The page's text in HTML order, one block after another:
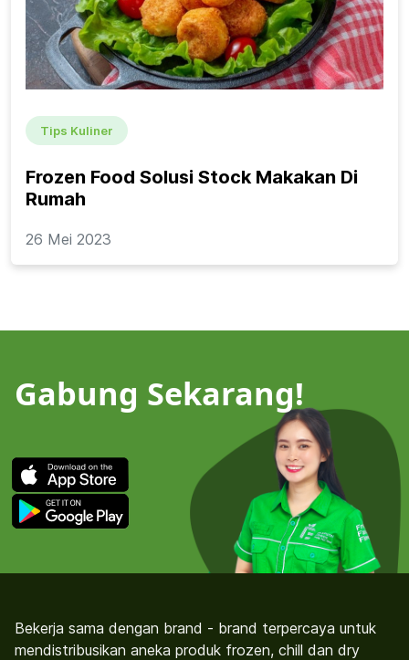
Tips Kuliner
Frozen Food Solusi Stock Makakan Di
Rumah
26 Mei 2023
Gabung Sekarang!
Bekerja sama dengan brand - brand terpercaya untuk
mendistribusikan aneka produk frozen, chill dan dry